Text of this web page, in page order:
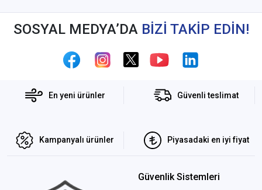
SOSYAL MEDYA’DA BİZİ TAKİP EDİN!
En yeni ürünler Güvenli teslimat
Kampanyalı ürünler Piyasadaki en iyi fiyat
Güvenlik Sistemleri